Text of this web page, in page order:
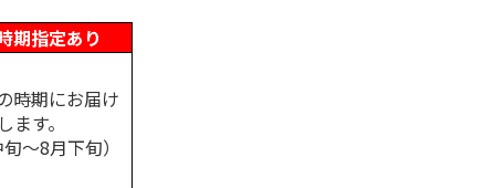
期指定あり
時期にお届け
します。
旬～8月下旬）